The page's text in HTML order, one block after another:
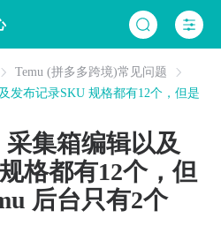
Temu (拼多多跨境)常见问题
发布记录SKU 规格都有12个，但是
集箱编辑以及
格都有12个，但
后台只有2个